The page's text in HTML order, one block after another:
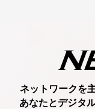
ネットワークを
あなたとデジタル